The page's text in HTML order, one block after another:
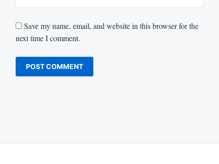
Save my name, email, and website in this browser for the
next time I comment.